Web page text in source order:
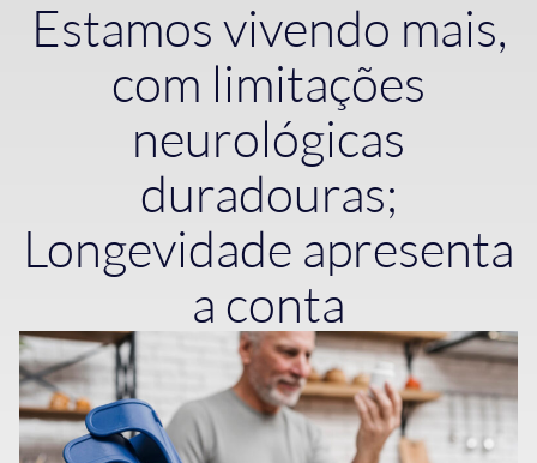
Estamos vivendo mais,
com limitações
neurológicas
duradouras;
Longevidade apresenta
a conta